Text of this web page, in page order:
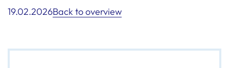
19.02.2026Back to overview